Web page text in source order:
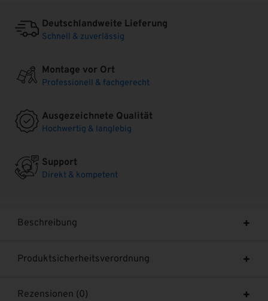
Deutschlandweite Lieferung
Schnell & zuverlässig
Montage vor Ort
Professionell & fachgerecht
Ausgezeichnete Qualität
Hochwertig & langlebig
Support
Direkt & kompetent
Beschreibung
Produktsicherheitsverordnung
Rezensionen (0)